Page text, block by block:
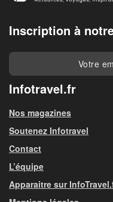
Inscription à
Infotravel.fr
Nos magazines
Soutenez Infotravel
Contact
L’équipe
Apparaitre sur